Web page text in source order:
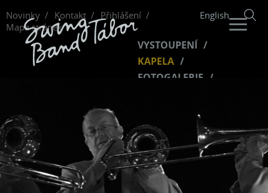
Novinky Kontakt
Přihlášení
Mapa stránek
English
VYSTOUPENÍ
KAPELA
FOTOGALERIE